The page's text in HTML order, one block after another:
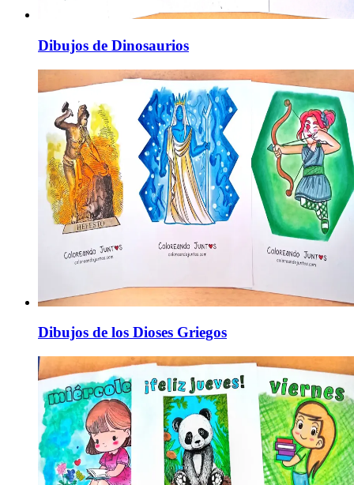
Dibujos de Dinosaurios
Dibujos de los Dioses Griegos